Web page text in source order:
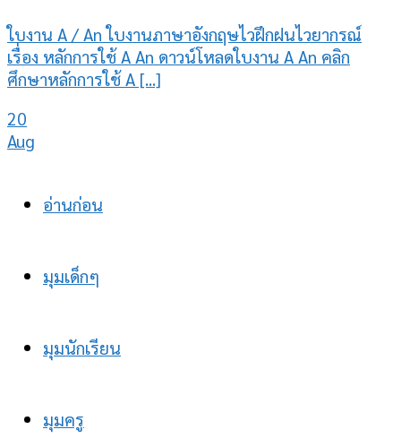
ใบงาน A / An ใบงานภาษาอังกฤษไวฝึกฝนไวยากรณ์
เรื่อง หลักการใช้ A An ดาวน์โหลดใบงาน A An คลิก
ศึกษาหลักการใช้ A [...]
20
Aug
อ่านก่อน
มุมเด็กๆ
มุมนักเรียน
มุมครู